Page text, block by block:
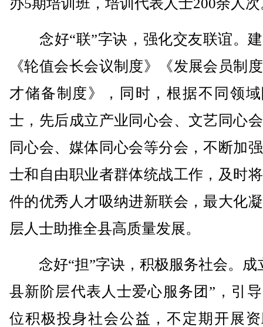
办5期培训班，培训代表人士200余人
念好“联”字诀，强化交友联谊。
《轮值会长会议制度》《发展会员制
才储备制度》，同时，根据不同领
士，先后成立产业同心会、文艺同心
同心会、媒体同心会等分会，不断加
士和自由职业者群体统战工作，及时
件的优秀人才吸纳进新联会，最大化
层人士助推全县高质量发展。
念好“担”字诀，积极服务社会。成
县新阶层代表人士爱心服务团”，引
位积极投身社会公益，不定期开展